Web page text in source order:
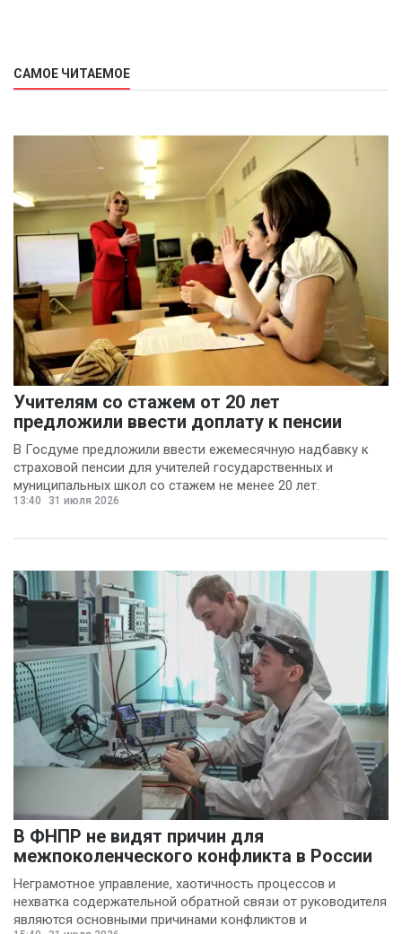
САМОЕ ЧИТАЕМОЕ
Учителям со стажем от 20 лет
предложили ввести доплату к пенсии
В Госдуме предложили ввести ежемесячную надбавку к
страховой пенсии для учителей государственных и
муниципальных школ со стажем не менее 20 лет.
13:40 31 июля 2026
В ФНПР не видят причин для
межпоколенческого конфликта в России
Неграмотное управление, хаотичность процессов и
нехватка содержательной обратной связи от руководителя
являются основными причинами конфликтов и